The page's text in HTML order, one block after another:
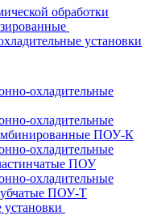
обработки
установки
охладительные
охладительные
ПОУ-К
охладительные
ПОУ
охладительные
ПОУ-Т